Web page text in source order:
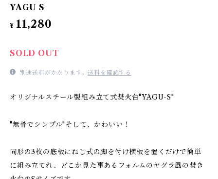
YAGU S
¥ 11,280
SOLD OUT
別途送料がかかります。送料を確認する
オリジナルスチール製組み立て式焚火台"YAGU-S"
"無骨でシンプル"そして、かわいい！
同形の3枚の底板にねじ式の脚を付け横板を置くだけで簡単
に組み立てれ、どこか見た事あるフォルムのヤグラ風の焚き